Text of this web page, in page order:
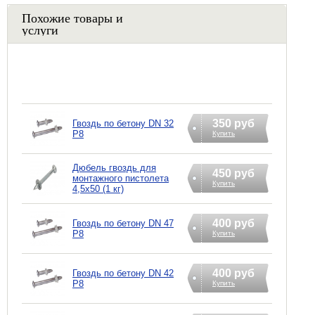
Похожие товары и
услуги
Гвоздь по бетону DN 32
P8
350 руб
Купить
Дюбель гвоздь для
монтажного пистолета
4,5х50 (1 кг)
450 руб
Купить
Гвоздь по бетону DN 47
P8
400 руб
Купить
Гвоздь по бетону DN 42
P8
400 руб
Купить